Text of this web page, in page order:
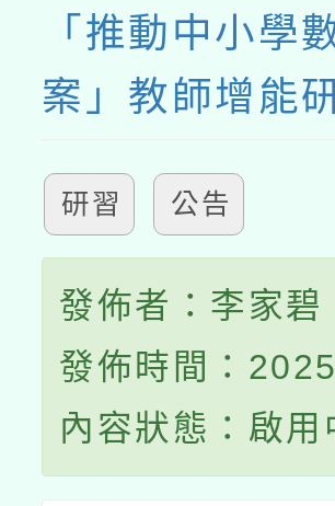
「推動中小學
案」教師增能
研習 公告
發佈者：李家碧
發佈時間：
內容狀態：啟用